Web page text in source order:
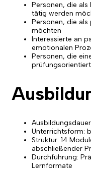
Personen, die als
tätig werden
Personen, die
möchten
Interessierte an
emotionalen
Personen, die
Unterrichtsform:
Struktur: 14
abschließender
Durchführung:
Lernformate